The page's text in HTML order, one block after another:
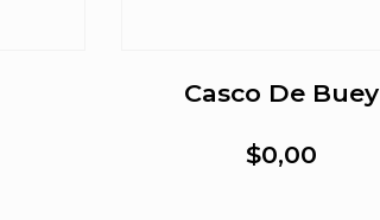
Casco De Buey
$0,00